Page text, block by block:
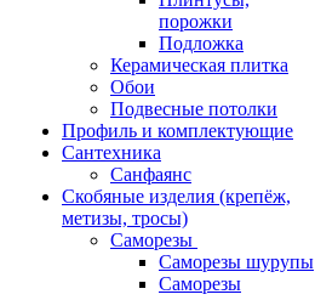
порожки
Подложка
Керамическая плитка
Обои
Подвесные потолки
Профиль и комплектующие
Сантехника
Санфаянс
Скобяные изделия (крепёж,
метизы, тросы)
Саморезы
Саморезы шурупы
Саморезы